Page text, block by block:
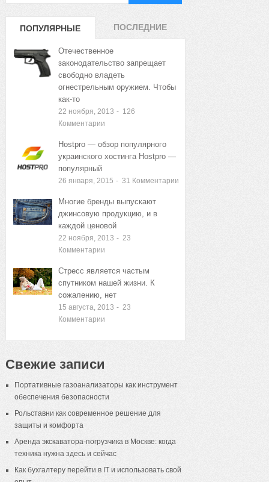
ПОПУЛЯРНЫЕ
ЗАПИСИ
ПОСЛЕДНИЕ
Отечественное
законодательство запрещает
свободно владеть
огнестрельным оружием. Чтобы
как-то
22 ноября, 2013 - 126
Комментарии
Hostpro — обзор популярного
украинского хостинга Hostpro —
популярный
26 января, 2015 - 31 Комментарии
Многие бренды выпускают
джинсовую продукцию, и в
каждой ценовой
22 ноября, 2013 - 23
Комментарии
Стресс является частым
спутником нашей жизни. К
сожалению, нет
15 августа, 2013 - 23
Комментарии
Свежие записи
Портативные газоанализаторы как инструмент
обеспечения безопасности
Рольставни как современное решение для
защиты и комфорта
Аренда экскаватора-погрузчика в Москве: когда
техника нужна здесь и сейчас
Как бухгалтеру перейти в IT и использовать свой